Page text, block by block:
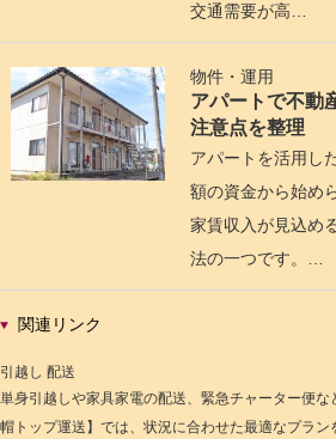
交通需要が高…
物件・運用
アパートで不動
注意点を整理
アパートを活用し
額の資金から始め
家賃収入が見込め
法の一つです。…
関連リンク
引越し 配送
単身引越しや家具家電の配送、緊急チャーター便
帽トップ運送】では、状況に合わせた最適なプラ